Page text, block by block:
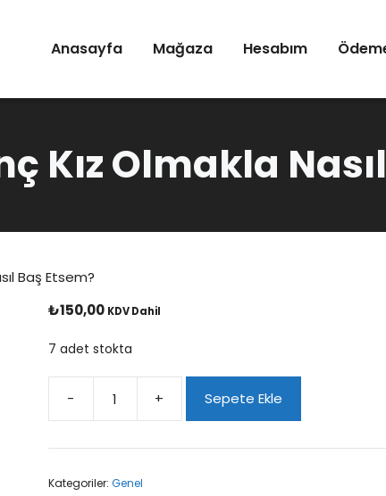
Anasayfa Mağaza Hesabım
Kız Olmakla
Baş Etsem?
₺150,00 KDV Dahil
7 adet stokta
-
Kız
Olmakla
Baş
+ Sepete Ekle
Kategoriler: Genel